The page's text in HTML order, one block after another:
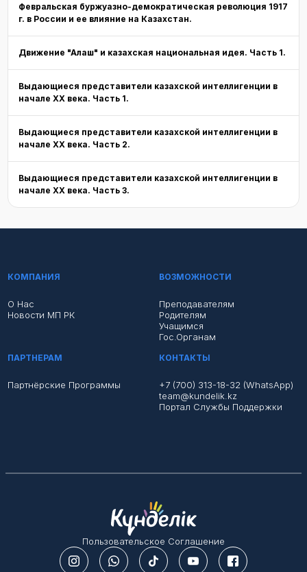
Февральская буржуазно-демократическая революция 1917
г. в России и ее влияние на Казахстан.
Движение "Алаш" и казахская национальная идея. Часть 1.
Выдающиеся представители казахской интеллигенции в
начале XX века. Часть 1.
Выдающиеся представители казахской интеллигенции в
начале XX века. Часть 2.
Выдающиеся представители казахской интеллигенции в
начале XX века. Часть 3.
КОМПАНИЯ
О Нас
Новости МП РК
ВОЗМОЖНОСТИ
Преподавателям
Родителям
Учащимся
Гос.органам
ПАРТНЕРАМ
Партнёрские Программы
КОНТАКТЫ
+7 (700) 313-18-32 (WhatsApp)
team@kundelik.kz
Портал Службы Поддержки
Пользовательское Соглашение